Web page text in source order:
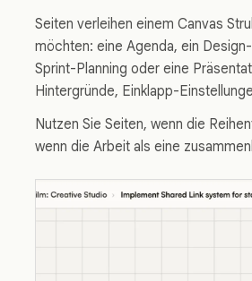
Seiten verleihen einem Canvas
möchten: eine Agenda, ein
Sprint-Planning oder eine
Hintergründe, Einklapp-
Nutzen Sie Seiten, wenn die
wenn die Arbeit als eine